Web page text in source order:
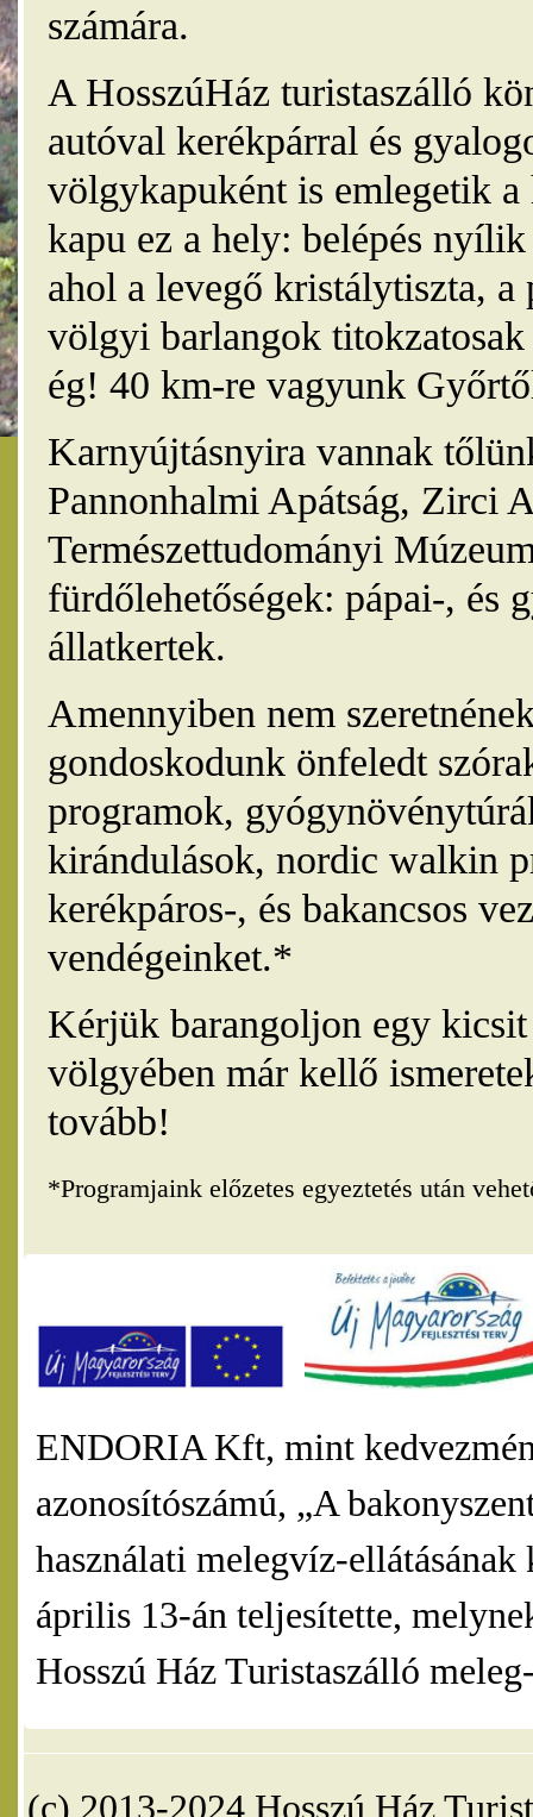
számára.
A HosszúHáz turistaszálló
autóval kerékpárral és
völgykapuként is emlegetik
kapu ez a hely: belépés
ahol a levegő kristálytiszta, a
völgyi barlangok
ég! 40 km-re vagyunk
Karnyújtásnyira vannak
Pannonhalmi Apátság, Zirci
Természettudományi
fürdőlehetőségek: pápai-, és
állatkertek.
Amennyiben nem
gondoskodunk önfeledt
programok,
kirándulások, nordic walkin
kerékpáros-, és bakancsos
vendégeinket.*
Kérjük barangoljon egy
völgyében már kellő
tovább!
*Programjaink előzetes egyeztetés után
ENDORIA Kft, mint
azonosítószámú, „A
használati melegvíz-
április 13-án teljesítette,
Hosszú Ház Turistaszálló
(c) 2013-2024 Hosszú Ház